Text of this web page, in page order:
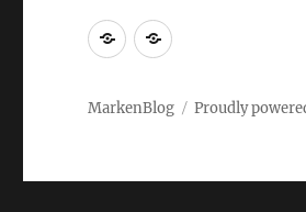
Markenrecherche
Gastbeiträge
MarkenBlog Proudly